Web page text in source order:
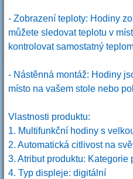
- Zobrazení teploty: Hodiny
můžete sledovat teplotu v
kontrolovat samostatný
- Nástěnná montáž: Hodiny
místo na vašem stole nebo
Vlastnosti produktu:
1. Multifunkční hodiny s
2. Automatická citlivost na
3. Atribut produktu: Kategorie
4. Typ displeje: digitální